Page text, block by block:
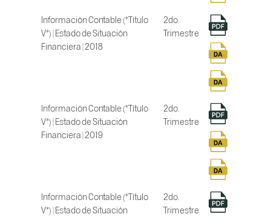
Información Contable (*Título
V*) | Estado de Situación
Financiera | 2018
2do.
Trimestre
Información Contable (*Título
V*) | Estado de Situación
Financiera | 2019
2do.
Trimestre
Información Contable (*Título
V*) | Estado de Situación
2do.
Trimestre